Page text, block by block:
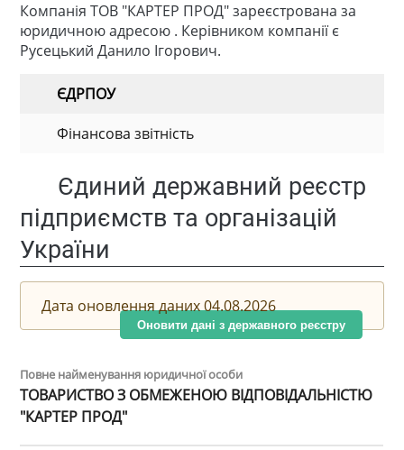
Компанія ТОВ "КАРТЕР ПРОД" зареєстрована за
юридичною адресою . Керівником компанії є
Русецький Данило Ігорович.
ЄДРПОУ
Фінансова звітність
Єдиний державний реєстр
підприємств та організацій
України
Дата оновлення даних 04.08.2026
Оновити дані з державного реєстру
Повне найменування юридичної особи
ТОВАРИСТВО З ОБМЕЖЕНОЮ ВІДПОВІДАЛЬНІСТЮ
"КАРТЕР ПРОД"